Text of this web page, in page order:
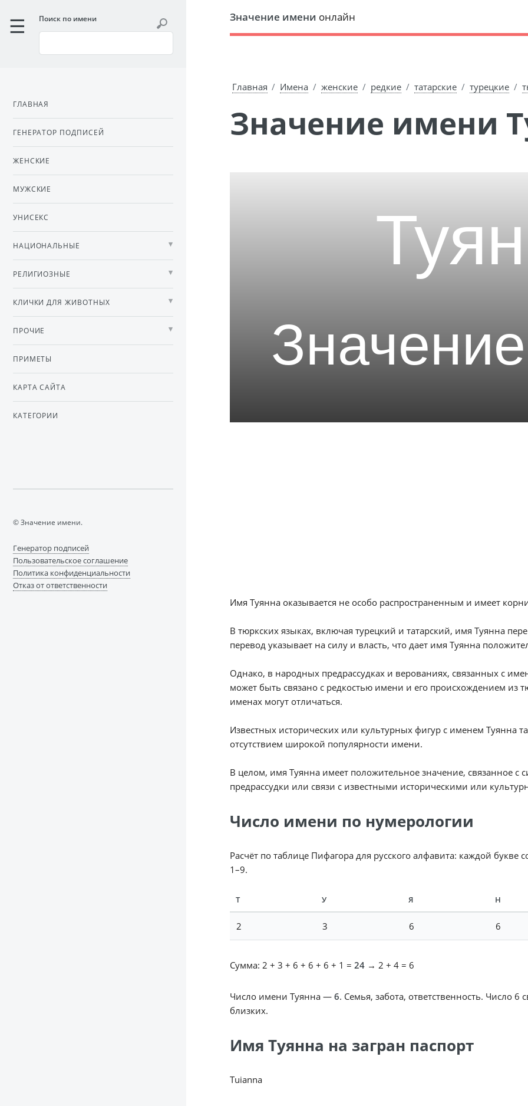
Значение имени онлайн
Главная Имена женские редкие татарские турецкие
Значение имени
Имя Туянна оказывается не особо распространенным и имеет
В тюркских языках, включая турецкий и татарский, имя Туянна
перевод указывает на силу и власть, что дает имя Туянна
Однако, в народных предрассудках и верованиях, связанных с
может быть связано с редкостью имени и его происхождением из
именах могут отличаться.
Известных исторических или культурных фигур с именем Туянна
отсутствием широкой популярности имени.
В целом, имя Туянна имеет положительное значение, связанное с
предрассудки или связи с известными историческими или
Число имени по нумерологии
Расчёт по таблице Пифагора для русского алфавита: каждой букве
1–9.
Т У Я Н
2 3 6 6
Сумма: 2 + 3 + 6 + 6 + 6 + 1 = 24→ 2 + 4 = 6
Число имени Туянна — 6. Семья, забота, ответственность. Число
близких.
Имя Туянна на загран паспорт
Tuianna
Поиск по имени
ГЛАВНАЯ
ГЕНЕРАТОР ПОДПИСЕЙ
ЖЕНСКИЕ
МУЖСКИЕ
УНИСЕКС
НАЦИОНАЛЬНЫЕ
РЕЛИГИОЗНЫЕ
КЛИЧКИ ДЛЯ ЖИВОТНЫХ
ПРОЧИЕ
ПРИМЕТЫ
КАРТА САЙТА
КАТЕГОРИИ
© Значение имени.
Генератор подписей
Пользовательское соглашение
Политика конфиденциальности
Отказ от ответственности